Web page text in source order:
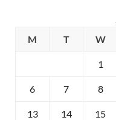
M
T W
1
6 7 8
13 14 15